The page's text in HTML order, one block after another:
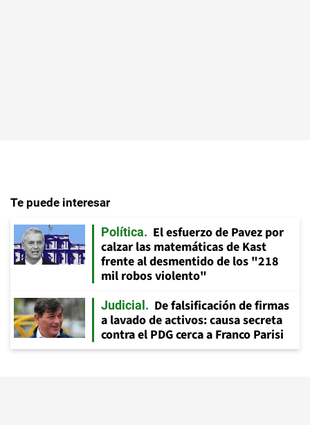
Te puede interesar
Política
El esfuerzo de Pavez por
calzar las matemáticas de Kast
frente al desmentido de los "218
mil robos violento"
Judicial
De falsificación de firmas
a lavado de activos: causa secreta
contra el PDG cerca a Franco Parisi